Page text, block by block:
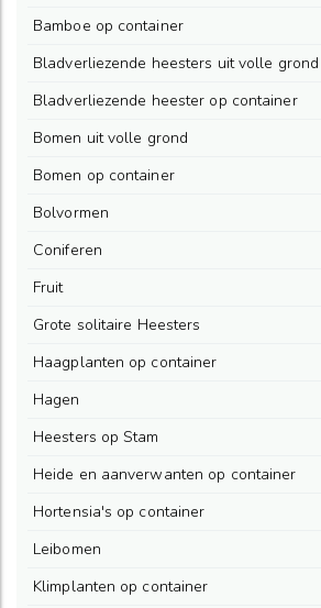
Bamboe op container
Bladverliezende heesters uit volle grond
Bladverliezende heester op container
Bomen uit volle grond
Bomen op container
Bolvormen
Coniferen
Fruit
Grote solitaire Heesters
Haagplanten op container
Hagen
Heesters op Stam
Heide en aanverwanten op container
Hortensia's op container
Leibomen
Klimplanten op container